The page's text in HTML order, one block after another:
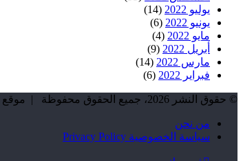
يوليو 2022
(14)
يونيو 2022
(6)
مايو 2022
(4)
أبريل 2022
(9)
مارس 2022
(14)
فبراير 2022
(6)
© حقوق النشر 2026، جميع الحقوق محفوظة | موقع مع المستر
من نحن
سياسة الخصوصية Privacy Policy